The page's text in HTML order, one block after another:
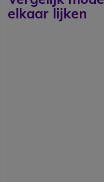
elkaar lijken